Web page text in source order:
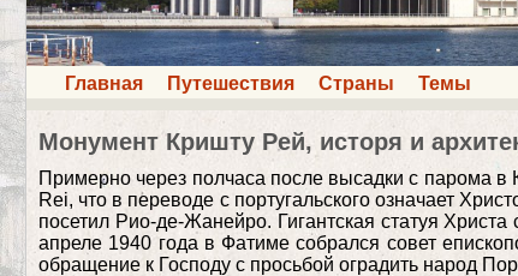
Главная Путешествия Страны Темы
Монумент Кришту Рей, исторя и
Примерно через полчаса после высадки с парома в
Rei, что в переводе с португальского означает
посетил Рио-де-Жанейро. Гигантская статуя
апреле 1940 года в Фатиме собрался совет
обращение к Господу с просьбой оградить народ